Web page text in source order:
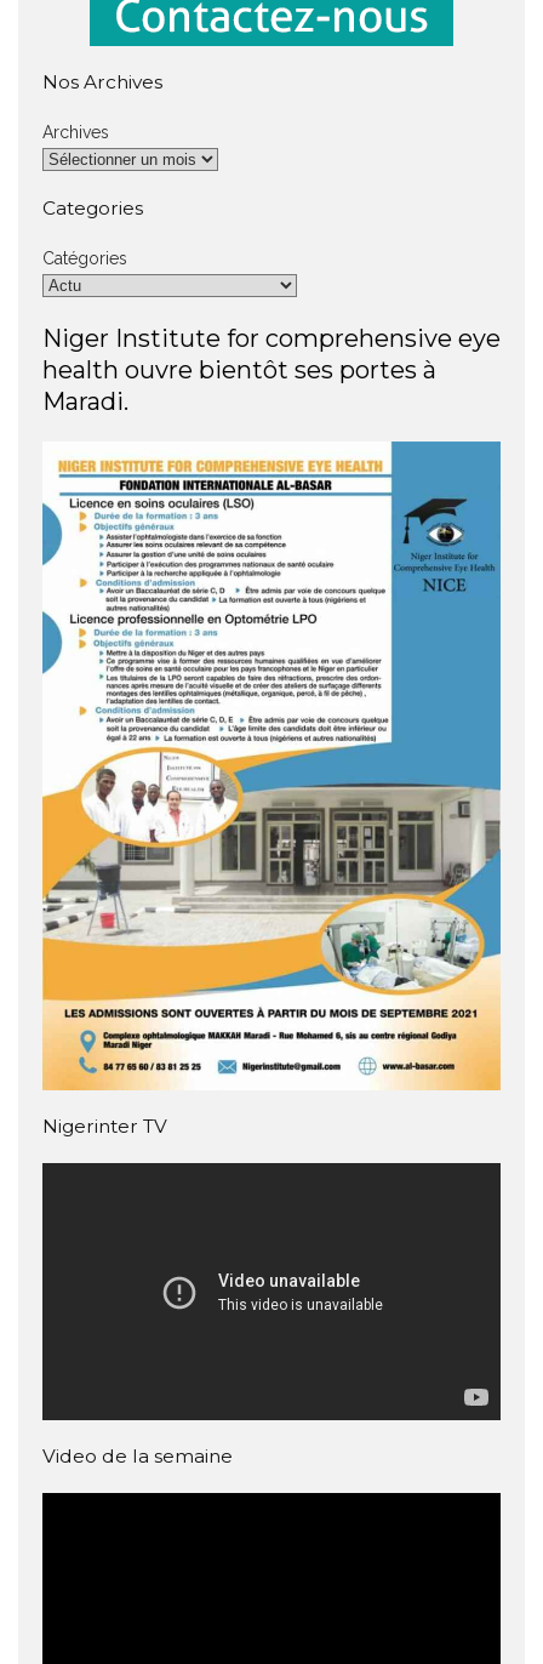
Nos Archives
Archives
Categories
Catégories
Niger Institute for comprehensive eye
health ouvre bientôt ses portes à
Maradi.
Nigerinter TV
Video de la semaine